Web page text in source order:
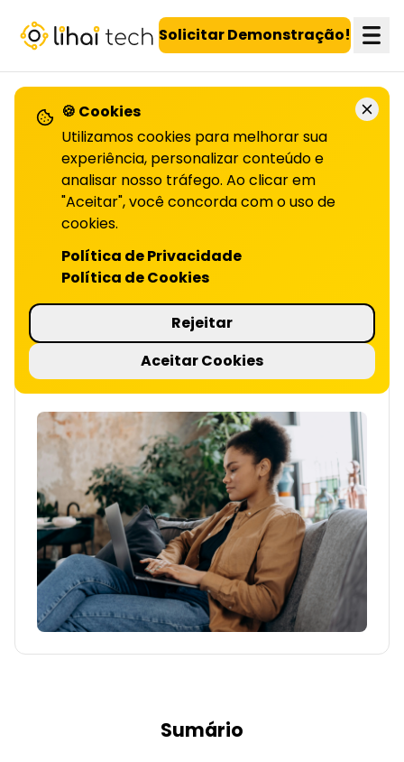
LiHai - Página inicial Solicitar Demonstração!
VOLTAR PARA O BLOG
O que é taxa de
conversão
E COMO OTIMIZÁ-LA | LIHAI
calculá-la e otimizá-la com estratégias
eficazes para aumentar resultados e
melhorar o desempenho do seu negócio!
4 minutos de leitura
Sumário
🍪 Cookies
Utilizamos cookies para melhorar sua
experiência, personalizar conteúdo e
analisar nosso tráfego. Ao clicar em
"Aceitar", você concorda com o uso de
cookies.
Política de Privacidade
Política de Cookies
Rejeitar
Aceitar Cookies